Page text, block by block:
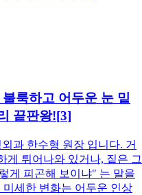
룩하고 어두운 눈 밑
끝판왕![3]
과 한수형 원장 입니다. 거
게 튀어나와 있거나, 짙은 그
게 피곤해 보이냐" 는 말을
세한 변화는 어두운 인상